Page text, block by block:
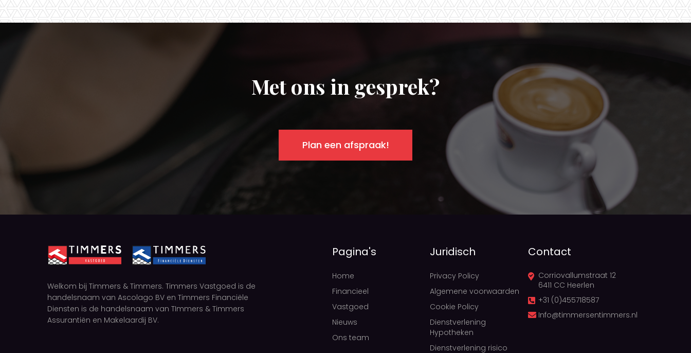
Met ons in gesprek?
Plan een afspraak!
Welkom bij Timmers & Timmers. Timmers Vastgoed is de
handelsnaam van Ascolago BV en Timmers Financiële
Diensten is de handelsnaam van TImmers & Timmers
Assurantiën en Makelaardij BV.
Pagina's
Home
Financieel
Vastgoed
Nieuws
Ons team
Juridisch
Privacy Policy
Algemene voorwaarden
Cookie Policy
Dienstverlening
Hypotheken
Dienstverlening risico
Contact
Corriovallumstraat 12
6411 CC Heerlen
+31 (0)455718587
Info@timmersentimmers.nl